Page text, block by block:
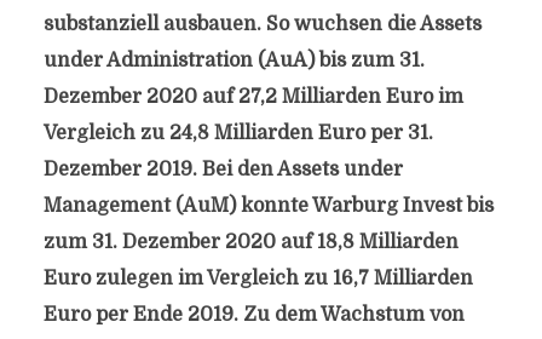
substanziell ausbauen. So wuchsen die Assets
under Administration (AuA) bis zum 31.
Dezember 2020 auf 27,2 Milliarden Euro im
Vergleich zu 24,8 Milliarden Euro per 31.
Dezember 2019. Bei den Assets under
Management (AuM) konnte Warburg Invest bis
zum 31. Dezember 2020 auf 18,8 Milliarden
Euro zulegen im Vergleich zu 16,7 Milliarden
Euro per Ende 2019. Zu dem Wachstum von